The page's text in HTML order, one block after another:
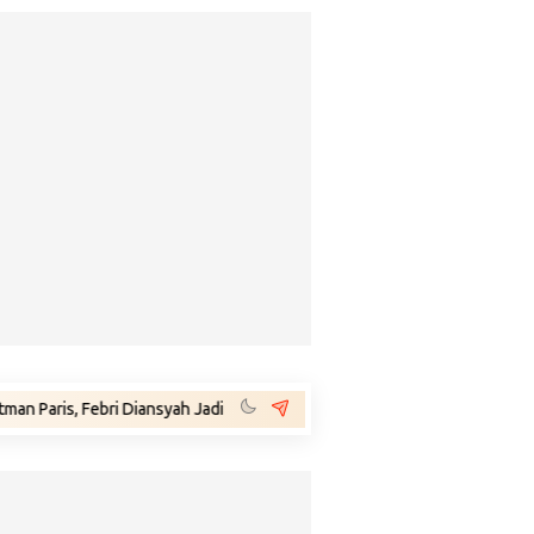
Febri Diansyah Jadi Penasihat Hukum Eks Jampidsus Febrie Adriansyah